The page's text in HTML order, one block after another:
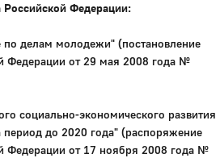
Российской Федерации:
по делам молодежи" (постановление
Федерации от 29 мая 2008 года №
социально-экономического развития
до 2020 года" (распоряжение
Федерации от 17 ноября 2008 года №